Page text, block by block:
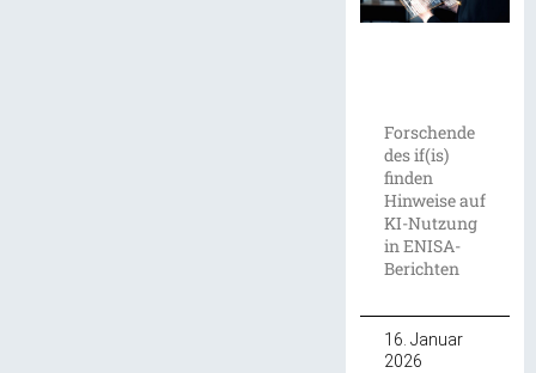
Forschende
des if(is)
finden
Hinweise auf
KI-Nutzung
in ENISA-
Berichten
16. Januar
2026